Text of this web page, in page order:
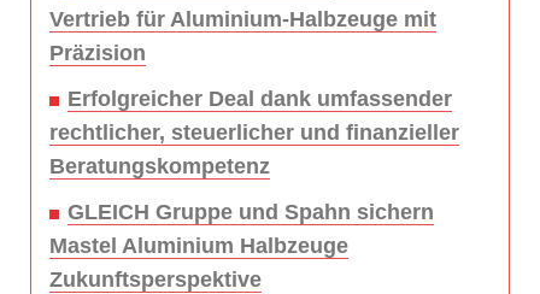
Vertrieb für Aluminium-Halbzeuge mit
Präzision
Erfolgreicher Deal dank umfassender
rechtlicher, steuerlicher und finanzieller
Beratungskompetenz
GLEICH Gruppe und Spahn sichern
Mastel Aluminium Halbzeuge
Zukunftsperspektive